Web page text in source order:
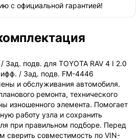
с официальной гарантией!
подв. для TOYOTA RAV 4 I 2.0
/ Зад. подв. FM-4446
и обслуживания автомобиля.
ремонта, технического
изношенного элемента. Помогает
работу узла и сохранить
при правильном подборе. Перед
сверить совместимость по VIN-